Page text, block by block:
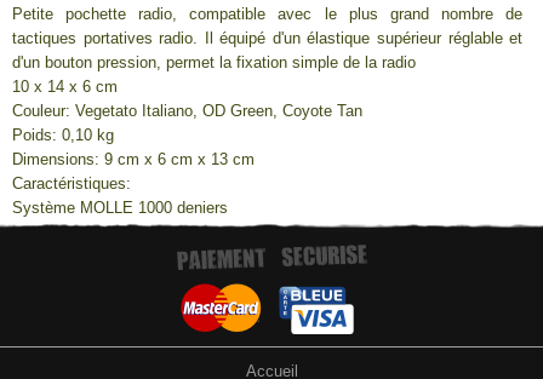
Petite pochette radio, compatible avec le plus grand nombre de
tactiques portatives radio. Il équipé d'un élastique supérieur réglable et
d'un bouton pression, permet la fixation simple de la radio
10 x 14 x 6 cm
Couleur: Vegetato Italiano, OD Green, Coyote Tan
Poids: 0,10 kg
Dimensions: 9 cm x 6 cm x 13 cm
Caractéristiques:
Système MOLLE 1000 deniers
Accueil